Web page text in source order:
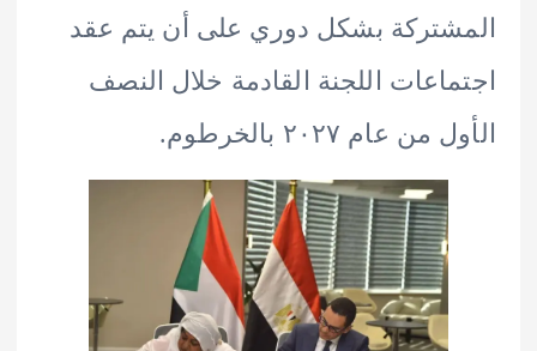
بشكل دوري على أن يتم عقد
اللجنة القادمة خلال النصف
عام ٢٠٢٧ بالخرطوم.